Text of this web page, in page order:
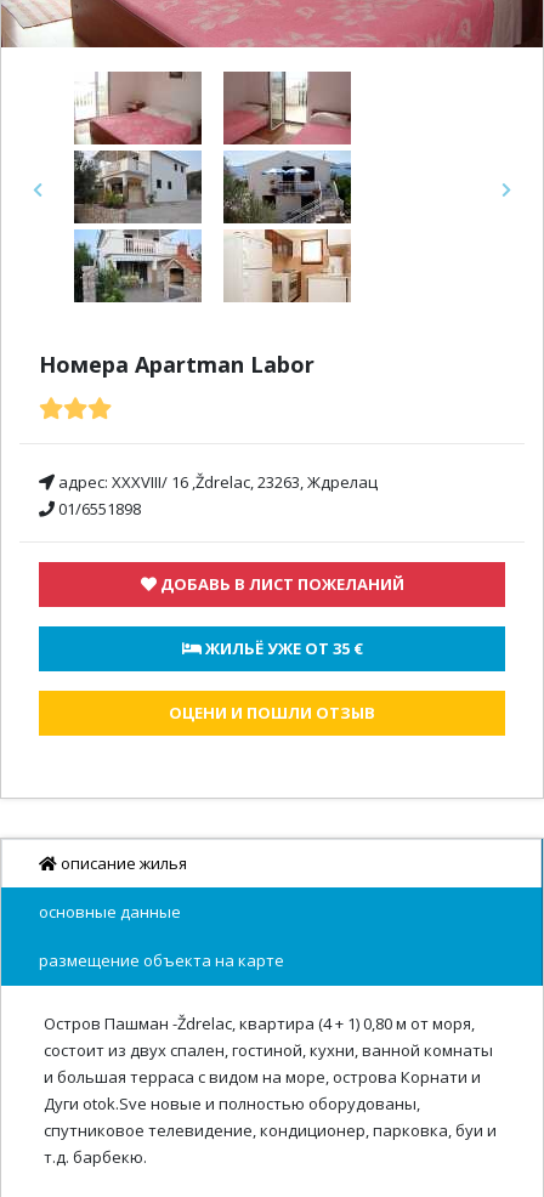
Previous Next
Номера Apartman Labor
адрес: XXXVIII/ 16 ,Ždrelac, 23263, Ждрелац
01/6551898
ДОБАВЬ В ЛИСТ ПОЖЕЛАНИЙ
ЖИЛЬЁ УЖЕ ОТ 35 €
ОЦЕНИ И ПОШЛИ ОТЗЫВ
описание жилья
основные данные
размещение объекта на карте
Остров Пашман -Ždrelac, квартира (4 + 1) 0,80 м от моря,
состоит из двух спален, гостиной, кухни, ванной комнаты
и большая терраса с видом на море, острова Корнати и
Дуги otok.Sve новые и полностью оборудованы,
спутниковое телевидение, кондиционер, парковка, буи и
т.д. барбекю.